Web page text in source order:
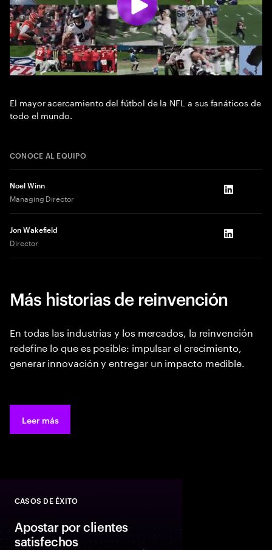
El mayor acercamiento del fútbol de la NFL a sus fanáticos de
todo el mundo.
CONOCE AL EQUIPO
Noel Winn
Managing Director LinkedIn
Jon Wakefield
Director LinkedIn
Más historias de reinvención
En todas las industrias y los mercados, la reinvención
redefine lo que es posible: impulsar el crecimiento,
generar innovación y entregar un impacto medible.
Leer más
CASOS DE ÉXITO
Apostar por clientes
satisfechos